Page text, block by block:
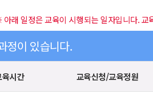
래 일정은 교육이 시행되는 일자입니다.
정이 있습니다.
육시간 교육신청/교육정원